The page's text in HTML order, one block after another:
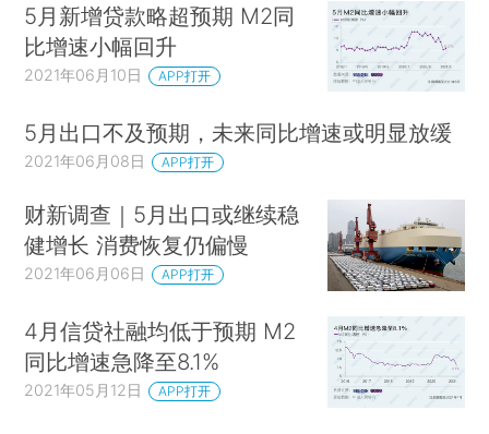
5月新增贷款略超预期 M2同
比增速小幅回升
2021年06月10日 APP打开
5月出口不及预期，未来同比增速或明显放缓
2021年06月08日 APP打开
财新调查｜5月出口或继续稳
健增长 消费恢复仍偏慢
2021年06月06日 APP打开
4月信贷社融均低于预期 M2
同比增速急降至8.1%
2021年05月12日 APP打开